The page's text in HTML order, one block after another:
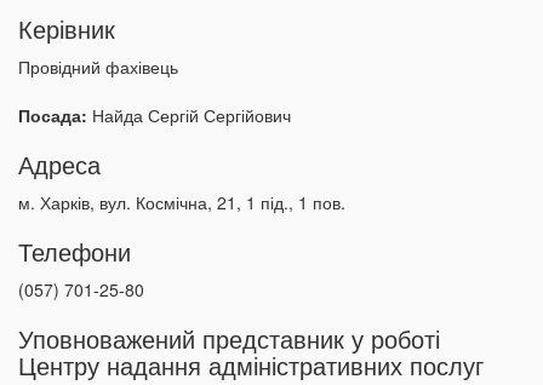
Керівник
Провідний фахівець
Посада: Найда Сергій Сергійович
Адреса
м. Харків, вул. Космічна, 21, 1 під., 1 пов.
Телефони
(057) 701-25-80
Уповноважений представник у роботі
Центру надання адміністративних послуг